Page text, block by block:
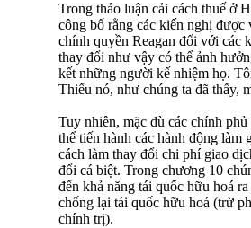
Trong thảo luận cải cách thuế ở
công bố rằng các kiến nghị được
chính quyền Reagan đối với các
thay đổi như vậy có thể ảnh
kết những người kế nhiệm họ.
Thiếu nó, như chúng ta đã thấy,
Tuy nhiên, mặc dù các chính
thể tiến hành các hành động
cách làm thay đổi chi phí giao
đổi cá biệt. Trong chương 10
đến khả năng tái quốc hữu hoá
chống lại tái quốc hữu hoá (trừ
chính trị).